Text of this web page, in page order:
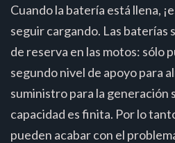
Cuando la batería está llena,
seguir cargando. Las baterías
de reserva en las motos: sólo
segundo nivel de apoyo para
suministro para la generación
capacidad es finita. Por lo
pueden acabar con el